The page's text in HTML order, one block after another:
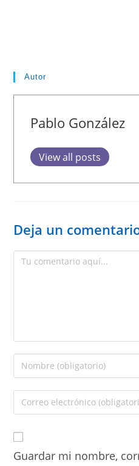
Autor
Pablo González
View all posts
Deja un
Guardar mi nombre,